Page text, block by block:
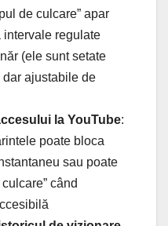
de culcare” apar
intervale regulate
(ele sunt setate
ajustabile de
la YouTube:
poate bloca
sau poate
când